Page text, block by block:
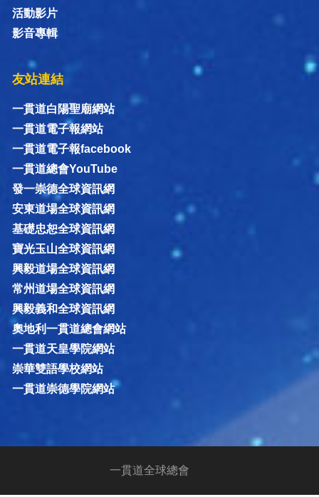
活動影片
影音專輯
友站連結
一貫道白陽聖廟網站
一貫道電子報網站
一貫道電子報facebook
一貫道總會YouTube
發一崇德全球資訊網
安東道場全球資訊網
基礎忠恕全球資訊網
寶光玉山全球資訊網
興毅道場全球資訊網
常州道場全球資訊網
興毅義和全球資訊網
奧地利一貫道總會網站
一貫道天皇學院網站
崇華雙語學校網站
一貫道崇德學院網站
一貫道全球總會